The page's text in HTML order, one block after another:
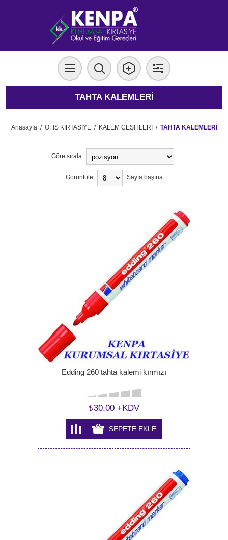
TAHTA KALEMLERİ
Anasayfa / OFİS KIRTASİYE / KALEM ÇEŞİTLERİ / TAHTA KALEMLERİ
Göre sırala
Görüntüle Sayfa başına
Edding 260 tahta kalemi kırmızı
₺30,00 +KDV